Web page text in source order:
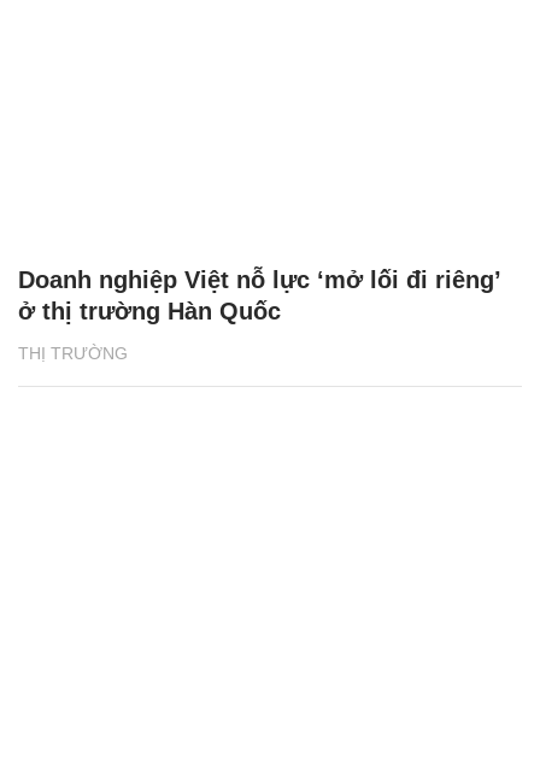
THỊ TRƯỜNG
Doanh nghiệp Việt nỗ lực ‘mở lối đi riêng’
ở thị trường Hàn Quốc